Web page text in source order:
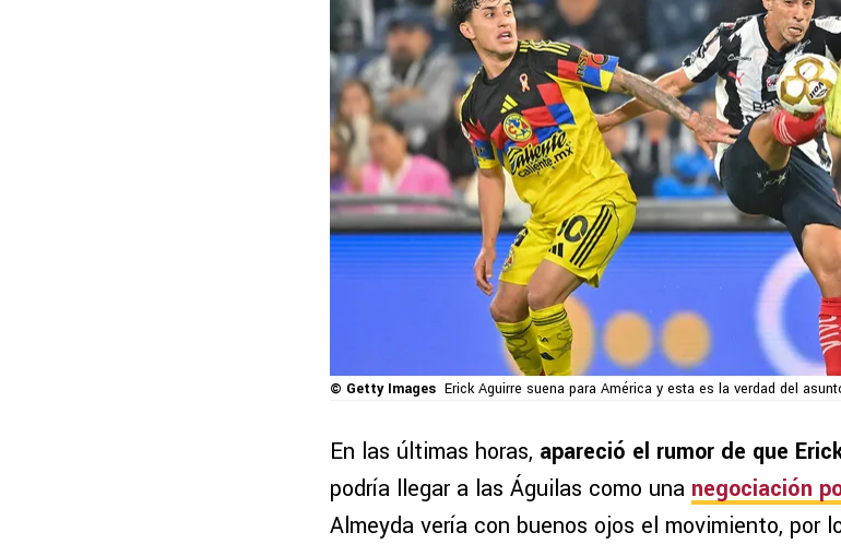
© Getty Images Erick Aguirre suena para América y esta es la verdad del
En las últimas horas, apareció el rumor de que
podría llegar a las Águilas como una negociación
Almeyda vería con buenos ojos el movimiento, por